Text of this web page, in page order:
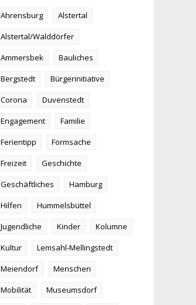
Ahrensburg
Alstertal
Alstertal/Walddörfer
Ammersbek
Bauliches
Bergstedt
Bürgerinitiative
Corona
Duvenstedt
Engagement
Familie
Ferientipp
Formsache
Freizeit
Geschichte
Geschäftliches
Hamburg
Hilfen
Hummelsbüttel
Jugendliche
Kinder
Kolumne
Kultur
Lemsahl-Mellingstedt
Meiendorf
Menschen
Mobilität
Museumsdorf